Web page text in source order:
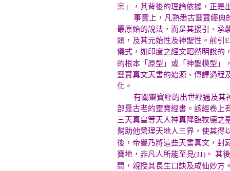
宗」，其背後的理論依據，正是
事實上，凡熟悉古靈寶經典的
最原始的說法，而是其援引、承
頭，及其元始性及神聖性。前引
儀式，如印度之經文昭然明說的
的根本「原型」或「神聖模型」
靈寶真文天書的始源、傳譯過程
化。
有關靈寶經的出世經過及其神
部最古老的靈寶經書。該經卷上
三天真皇等天人神真降臨牧德之
幫助他營理天地人三界，使其得
後，帝嚳乃將這些天書真文，封
寶地，非凡人所能至見(31) 。 其
間，親授其長生口訣及成仙妙方